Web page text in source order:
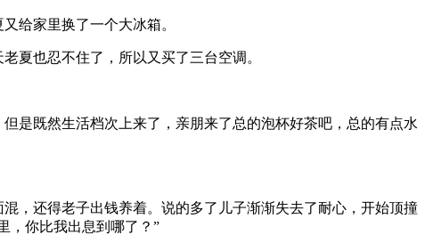
给家里换了一个大冰箱。
夏也忍不住了，所以又买了三台空调。
是既然生活档次上来了，亲朋来了总的泡杯好茶吧，总的有点水
，还得老子出钱养着。说的多了儿子渐渐失去了耐心，开始顶撞
，你比我出息到哪了？”